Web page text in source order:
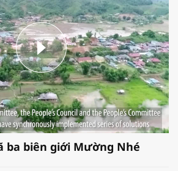
ba biên giới Mường Nhé